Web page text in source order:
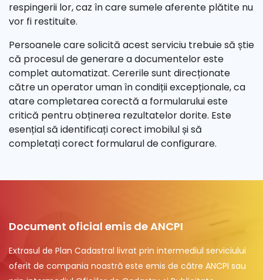
respingerii lor, caz în care sumele aferente plătite nu
vor fi restituite.
Persoanele care solicită acest serviciu trebuie să știe
că procesul de generare a documentelor este
complet automatizat. Cererile sunt direcționate
către un operator uman în condiții excepționale, ca
atare completarea corectă a formularului este
critică pentru obținerea rezultatelor dorite. Este
esențial să identificați corect imobilul și să
completați corect formularul de configurare.
Document oficial emis de ANCPI
Extrasul de Plan Cadastral livrat prin intermediul serviciului
oferit de compania noastră este emis de către ANCPI sau